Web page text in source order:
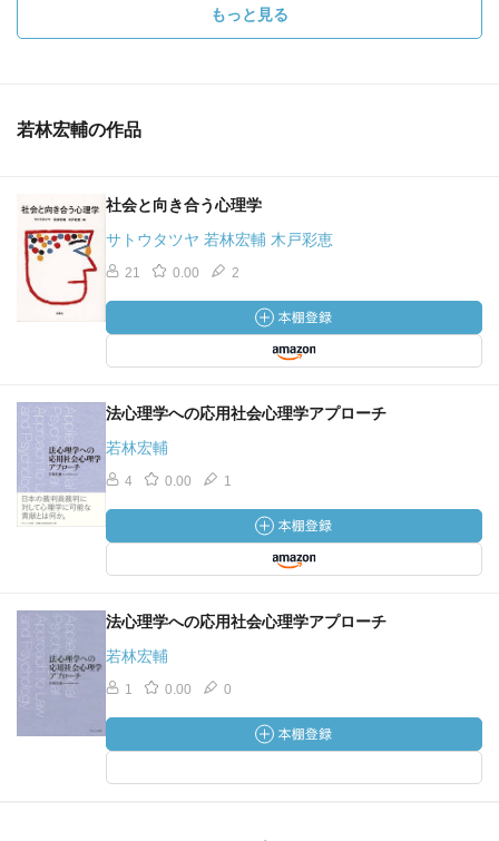
もっと見る
若林宏輔の作品
社会と向き合う心理学
サトウタツヤ 若林宏輔 木戸彩恵
21 0.00 2
法心理学への応用社会心理学アプローチ
若林宏輔
4 0.00 1
法心理学への応用社会心理学アプローチ
若林宏輔
1 0.00 0